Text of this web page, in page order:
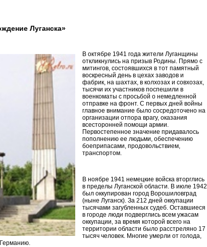
Луганска»
В октябре 1941 года жители Луганщины
откликнулись на призыв Родины. Прямо с
митингов, состоявшихся в тот памятный
воскресный день в цехах заводов и
фабрик, на шахтах, в колхозах и совхозах,
тысячи их участников поспешили в
военкоматы с просьбой о немедленной
отправке на фронт. С первых дней войны
главное внимание было сосредоточено на
организации отпора врагу, оказания
всесторонней помощи армии.
Первостепенное значение придавалось
пополнению ее людьми, обеспечению
боеприпасами, продовольствием,
транспортом.
В ноябре 1941 немецкие войска вторглись
в пределы Луганской области. В июле 1942
был оккупирован город Ворошиловград
(ныне Луганск). За 212 дней оккупации
тысячами загубленных судеб. Оставшиеся
в городе люди подверглись всем ужасам
оккупации, за время которой всего на
территории области было расстреляно 17
тысяч человек. Многие умерли от голода,